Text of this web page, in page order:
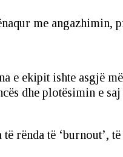
me angazhimin,
e ekipit ishte asgjë
dhe plotësimin e saj
rënda të ‘burnout’,